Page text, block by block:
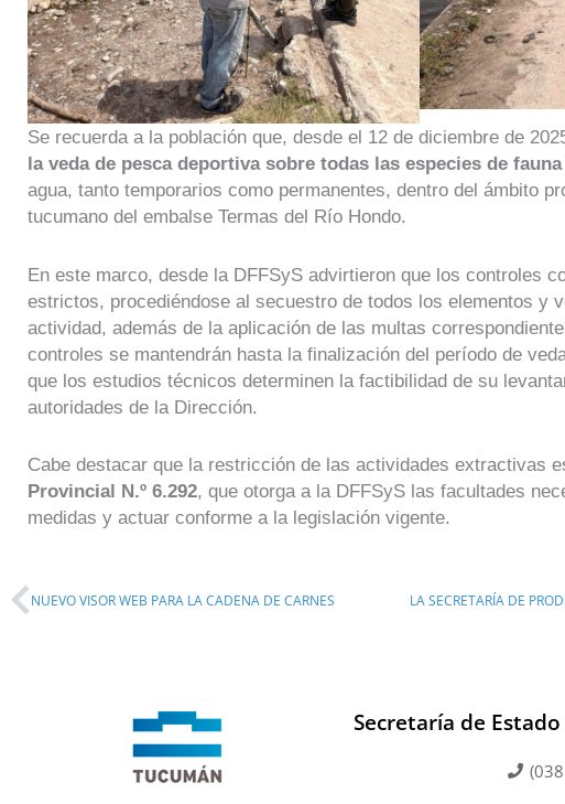
Se recuerda a la población que, desde el 12 de diciembre de
la veda de pesca deportiva sobre todas las especies de
agua, tanto temporarios como permanentes, dentro del ámbito
tucumano del embalse Termas del Río Hondo.
En este marco, desde la DFFSyS advirtieron que los controles
estrictos, procediéndose al secuestro de todos los elementos y
actividad, además de la aplicación de las multas
controles se mantendrán hasta la finalización del período de
que los estudios técnicos determinen la factibilidad de su
autoridades de la Dirección.
Cabe destacar que la restricción de las actividades extractivas
Provincial N.º 6.292, que otorga a la DFFSyS las facultades
medidas y actuar conforme a la legislación vigente.
Prev
NUEVO VISOR WEB PARA LA CADENA DE CARNES
Secretaría de